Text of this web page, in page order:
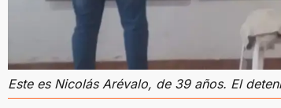
Este es Nicolás Arévalo, de 39 años. El